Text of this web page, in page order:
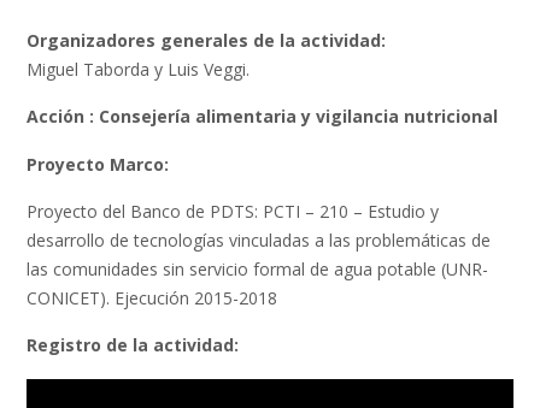
Organizadores generales de la actividad:
Miguel Taborda y Luis Veggi.
Acción : Consejería alimentaria y vigilancia nutricional
Proyecto Marco:
Proyecto del Banco de PDTS: PCTI – 210 – Estudio y
desarrollo de tecnologías vinculadas a las problemáticas de
las comunidades sin servicio formal de agua potable (UNR-
CONICET). Ejecución 2015-2018
Registro de la actividad: